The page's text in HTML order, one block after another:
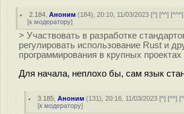
2.184 ,Аноним (184), 20:10, 11/03/2023 [^] [^^] [^^^
[к модератору]
> Участвовать в разработке
регулировать использование Rust и
программирования в крупных проектах
Для начала, неплохо бы, сам язык
3.185 ,Аноним (131), 20:16, 11/03/2023 [^] [^^] [
[к модератору]